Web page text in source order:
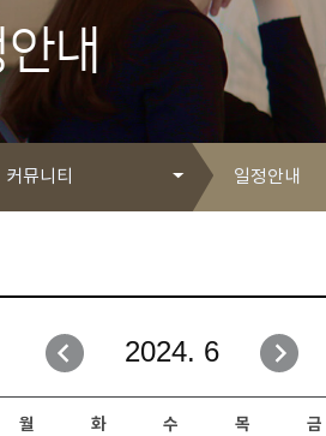
내
커뮤니티
업성공지원과
창업지원·교육센터
장실습/IPP사업단
일정안내
자유게시판
일정안내
보도자료
2024. 6
월 화 수 목 금